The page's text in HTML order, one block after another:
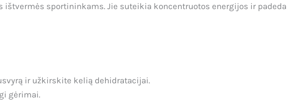
ištvermės sportininkams. Jie suteikia koncentruotos energijos ir
ir užkirskite kelią dehidratacijai.
gėrimai.